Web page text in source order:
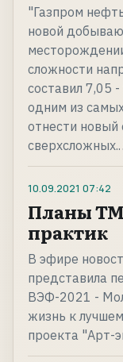
"Газпром
новой
сложности
составил 7,05 -
одним из
отнести новый
10.09.2021 07:42
Планы
практик
В эфире
представила
ВЭФ-2021 -
жизнь к
проекта "Арт-